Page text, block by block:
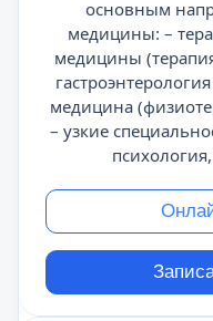
основным
медицины: –
медицины
медицина
– узкие